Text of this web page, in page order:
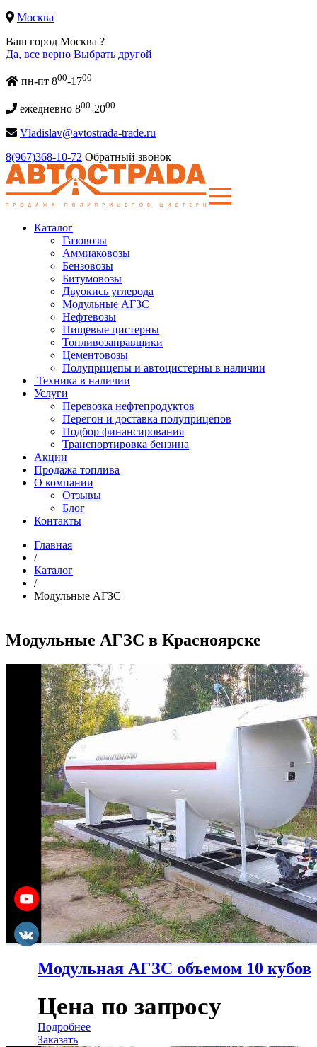
Москва
Ваш город Москва ?
Да, все верно Выбрать другой
пн-пт 800-1700
ежедневно 800-2000
Vladislav@avtostrada-trade.ru
8(967)368-10-72 Обратный звонок
Каталог
Газовозы
Аммиаковозы
Бензовозы
Битумовозы
Двуокись углерода
Модульные АГЗС
Нефтевозы
Пищевые цистерны
Топливозаправщики
Цементовозы
Полуприцепы и автоцистерны в наличии
Техника в наличии
Услуги
Перевозка нефтепродуктов
Перегон и доставка полуприцепов
Подбор финансирования
Транспортировка бензина
Акции
Продажа топлива
О компании
Отзывы
Блог
Контакты
Главная
/
Каталог
/
Модульные АГЗС
Модульные АГЗС в Красноярске
Модульная АГЗС объемом 10 кубов
Цена по запросу
Подробнее
Заказать